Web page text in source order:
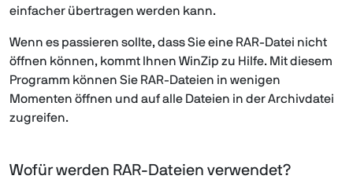
einfacher übertragen werden kann.
Wenn es passieren sollte, dass Sie eine RAR-Datei nicht
öffnen können, kommt Ihnen WinZip zu Hilfe. Mit diesem
Programm können Sie RAR-Dateien in wenigen
Momenten öffnen und auf alle Dateien in der Archivdatei
zugreifen.
Wofür werden RAR-Dateien verwendet?